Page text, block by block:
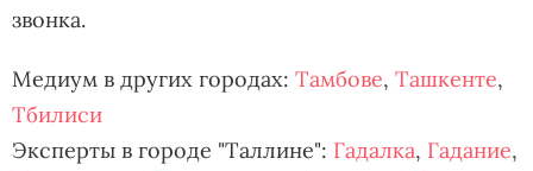
звонка.
Медиум в других городах: Тамбове, Ташкенте,
Тбилиси
Эксперты в городе "Таллине": Гадалка, Гадание,